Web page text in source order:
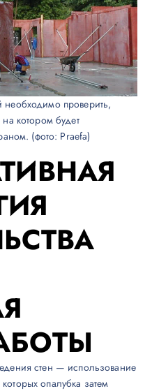
проверить,
котором будет
(фото: Praefa)
стен — использование
опалубка затем